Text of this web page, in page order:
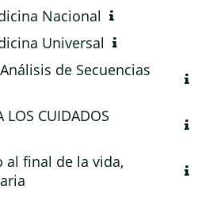
Nacional
Universal
de Secuencias
LOS CUIDADOS
al final de la vida,